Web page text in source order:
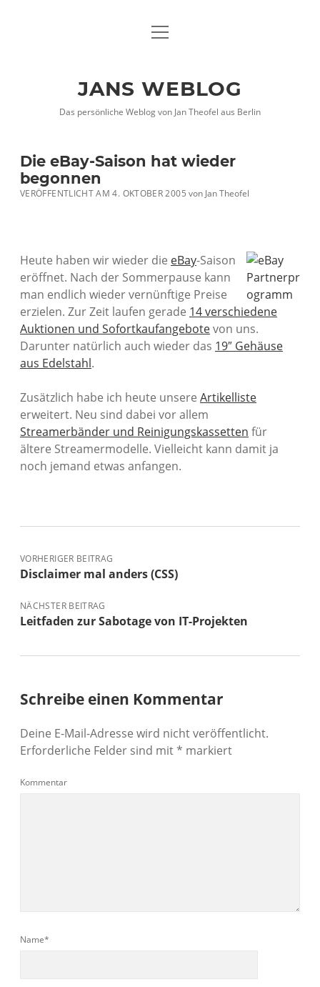
DATENSCHUTZHINWEISE
twitterfacebook
xing
Menü
JANS WEBLOG
Das persönliche Weblog von Jan Theofel aus Berlin
Die eBay-Saison hat wieder
begonnen
VERÖFFENTLICHT AM 4. OKTOBER 2005von Jan Theofel
Heute haben wir wieder die eBay-Saison
eröffnet. Nach der Sommerpause kann
man endlich wieder vernünftige Preise
erzielen. Zur Zeit laufen gerade 14 verschiedene
Auktionen und Sofortkaufangebotevon uns.
Darunter natürlich auch wieder das 19″ Gehäuse
aus Edelstahl.
Zusätzlich habe ich heute unsere Artikelliste
erweitert. Neu sind dabei vor allem
Streamerbänder und Reinigungskassetten für
ältere Streamermodelle. Vielleicht kann damit ja
noch jemand etwas anfangen.
VORHERIGER BEITRAG
Disclaimer mal anders (CSS)
NÄCHSTER BEITRAG
Leitfaden zur Sabotage von IT-Projekten
Schreibe einen Kommentar
Deine E-Mail-Adresse wird nicht veröffentlicht.
Erforderliche Felder sind mit* markiert
Kommentar
Name*